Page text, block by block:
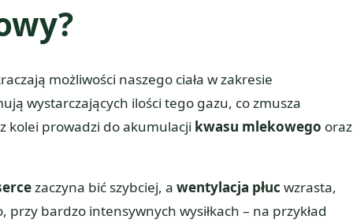
możliwości naszego ciała w zakresie
wystarczających ilości tego gazu, co zmusza
kolei prowadzi do akumulacji kwasu mlekowego oraz
zaczyna bić szybciej, a wentylacja płuc wzrasta,
bardzo intensywnych wysiłkach – na przykład